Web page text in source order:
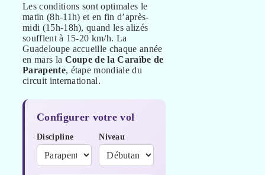
Les conditions sont optimales le
matin (8h-11h) et en fin d’après-
midi (15h-18h), quand les alizés
soufflent à 15-20 km/h. La
Guadeloupe accueille chaque année
en mars la Coupe de la Caraïbe de
Parapente, étape mondiale du
circuit international.
Configurer votre vol
Discipline Niveau